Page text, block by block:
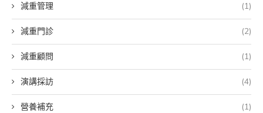
減重管理 (1)
減重門診 (2)
減重顧問 (1)
演講採訪 (4)
營養補充 (1)